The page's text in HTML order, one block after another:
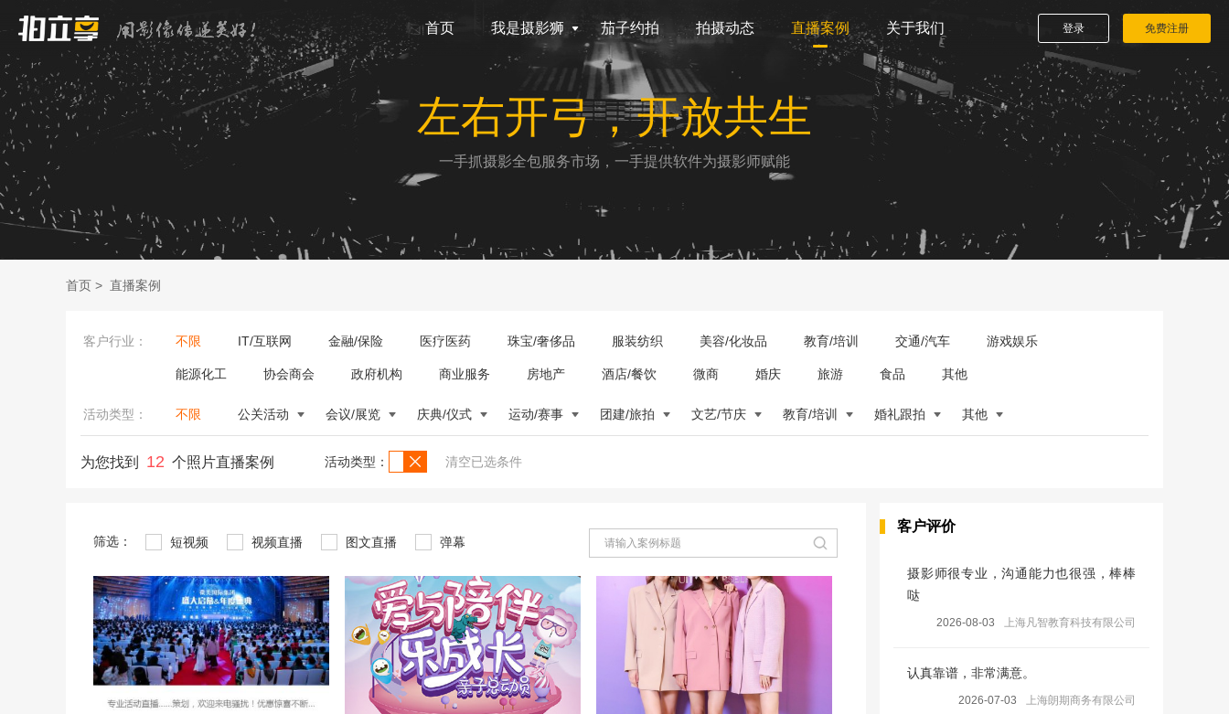
首页 我是摄影狮 茄子约拍 拍摄动态 直播案例 关于我们 登录 免费注册
左右开弓，开放共生
一手抓摄影全包服务市场，一手提供软件为摄影师赋能
首页 > 直播案例
客户行业： 不限 IT/互联网 金融/保险 医疗医药 珠宝/奢侈品 服装纺织 美容/化妆品 教育/培训 交通/汽车 游戏娱乐
能源化工 协会商会 政府机构 商业服务 房地产 酒店/餐饮 微商 婚庆 旅游 食品 其他
活动类型： 不限 公关活动 会议/展览 庆典/仪式 运动/赛事 团建/旅拍 文艺/节庆 教育/培训 婚礼跟拍 其他
为您找到 12 个照片直播案例 活动类型： 清空已选条件
筛选： 短视频 视频直播 图文直播 弹幕
客户评价
摄影师很专业，沟通能力也很强，棒棒
哒
2026-08-03 上海凡智教育科技有限公司
认真靠谱，非常满意。
2026-07-03 上海朗期商务有限公司